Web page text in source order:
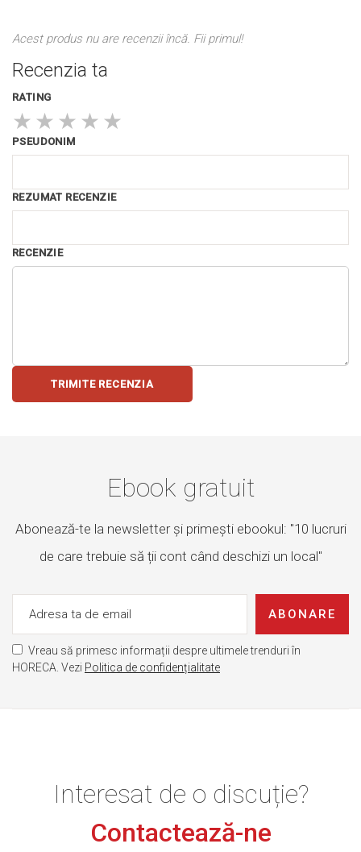
Acest produs nu are recenzii încă. Fii primul!
Recenzia ta
RATING
★ ★ ★ ★ ★
PSEUDONIM
REZUMAT RECENZIE
RECENZIE
TRIMITE RECENZIA
Ebook gratuit
Abonează-te la newsletter și primești ebookul: "10 lucruri
de care trebuie să ții cont când deschizi un local"
ABONARE
Vreau să primesc informații despre ultimele trenduri în
HORECA. Vezi Politica de confidențialitate
Interesat de o discuție?
Contactează-ne